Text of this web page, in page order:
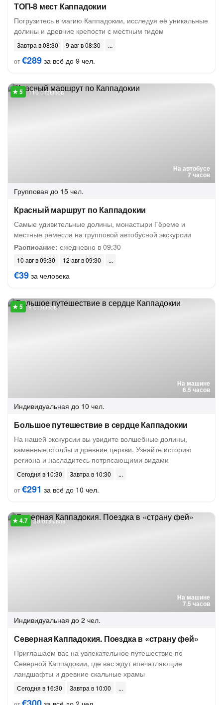
ТОП-8 мест Каппадокии
Погрузитесь в магию Каппадокии, исследуя её уникальные
долины и древние крепости с местным гидом
Завтра в 08:30
9 авг в 08:30
от€289 за всё до 9 чел.
На автобусе
7 часов
116 отзывов
Групповая до 15 чел.
Красный маршрут по Каппадокии
Самые удивительные долины, монастыри Гёреме и
местные ремесла на групповой автобусной экскурсии
Расписание: ежедневно в 09:30
10 авг в 09:30 12 авг в 09:30
€39 за человека
На машине
6.5 часов
9 отзывов
Индивидуальная до 10 чел.
Большое путешествие в сердце Каппадокии
На нашей экскурсии вы увидите волшебные долины,
каменные столбы и древние церкви. Узнайте историю
региона и насладитесь потрясающими видами
Сегодня в 10:30
Завтра в 10:30
от€291 за всё до 10 чел.
На машине
7.5 часов
30 отзывов
Индивидуальная до 2 чел.
Северная Каппадокия. Поездка в «страну фей»
Приглашаем вас на увлекательное путешествие по
Северной Каппадокии, где вас ждут впечатляющие
ландшафты и древние скальные храмы
Сегодня в 16:30
Завтра в 10:00